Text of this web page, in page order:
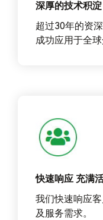
深厚的技术积淀
超过30年的资
成功应用于全
快速响应 充满
我们快速响应
及服务需求。